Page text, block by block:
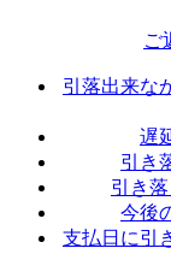
ご
引落出来な
遅
引き
引き
今後
支払日に引